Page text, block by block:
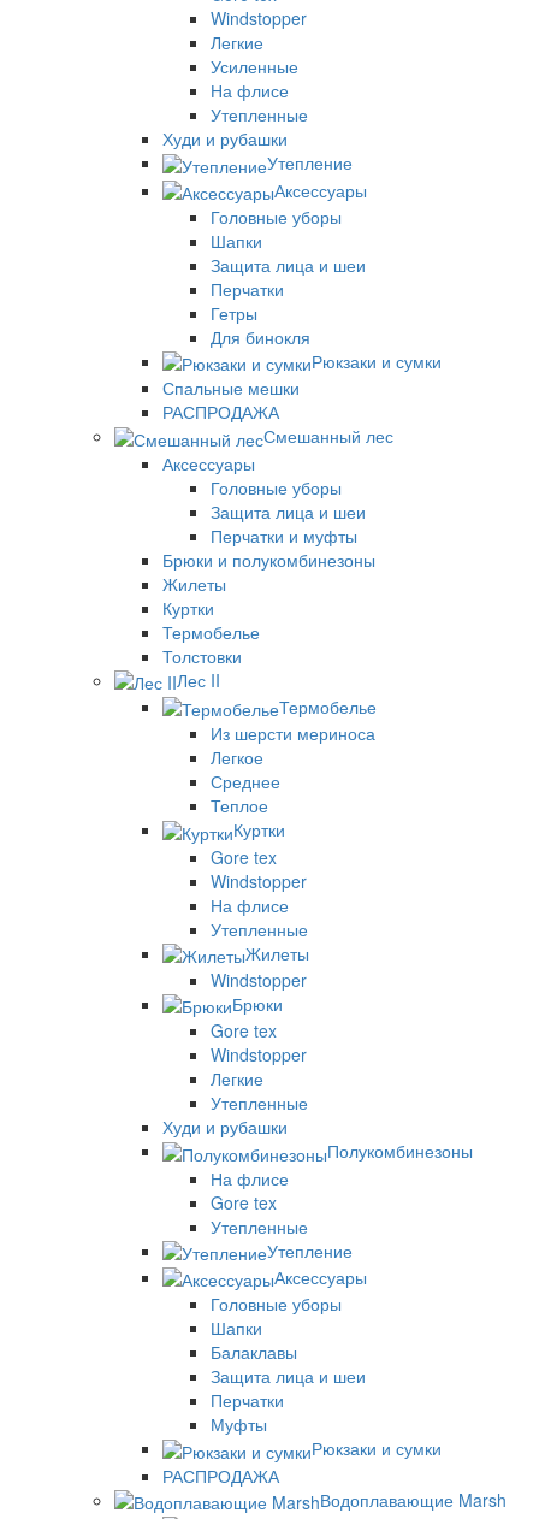
Windstopper
Легкие
Усиленные
На флисе
Утепленные
Худи и рубашки
Утепление
Аксессуары
Головные уборы
Шапки
Защита лица и шеи
Перчатки
Гетры
Для бинокля
Рюкзаки и сумки
Спальные мешки
РАСПРОДАЖА
Смешанный лес
Аксессуары
Головные уборы
Защита лица и шеи
Перчатки и муфты
Брюки и полукомбинезоны
Жилеты
Куртки
Термобелье
Толстовки
Лес II
Термобелье
Из шерсти мериноса
Легкое
Среднее
Теплое
Куртки
Gore tex
Windstopper
На флисе
Утепленные
Жилеты
Windstopper
Брюки
Gore tex
Windstopper
Легкие
Утепленные
Худи и рубашки
Полукомбинезоны
На флисе
Gore tex
Утепленные
Утепление
Аксессуары
Головные уборы
Шапки
Балаклавы
Защита лица и шеи
Перчатки
Муфты
Рюкзаки и сумки
РАСПРОДАЖА
Водоплавающие Marsh